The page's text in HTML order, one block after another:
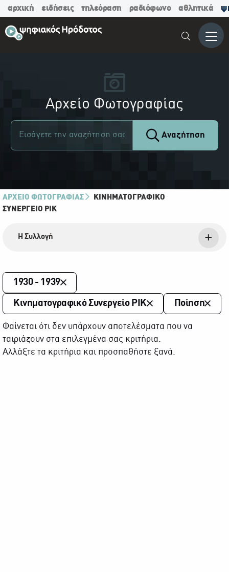
αρχική ειδήσεις τηλεόραση ραδιόφωνο αθλητικά
Μενού
Αρχείο Φωτογραφίας
Αναζήτηση
ΑΡΧΕΙΟ ΦΩΤΟΓΡΑΦΙΑΣ
ΚΙΝΗΜΑΤΟΓΡΑΦΙΚΌ
ΣΥΝΕΡΓΕΊΟ ΡΙΚ
Η Συλλογή
1930 - 1939
Κινηματογραφικό Συνεργείο ΡΙΚ Ποίηση
Φαίνεται ότι δεν υπάρχουν αποτελέσματα που να
ταιριάζουν στα επιλεγμένα σας κριτήρια.
Αλλάξτε τα κριτήρια και προσπαθήστε ξανά.